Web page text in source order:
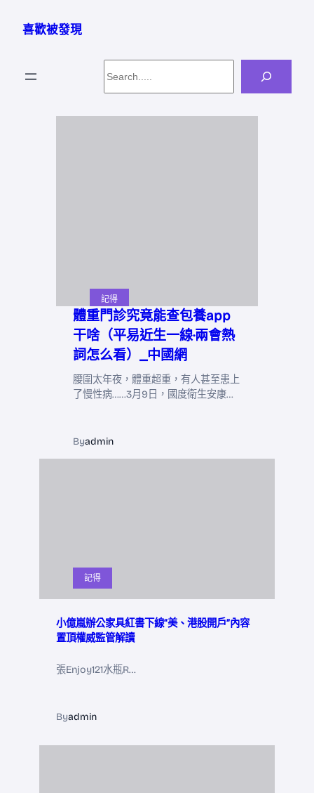
喜歡被發現
記得
體重門診究竟能查包養app
干啥（平易近生一線·兩會熱
詞怎么看）_中國網
腰圍太年夜，體重超重，有人甚至患上
了慢性病……3月9日，國度衛生安康…
Byadmin
記得
小億嵐辦公家具紅書下線“美、港股開戶”內容
置頂權威監管解讀
張Enjoy121水瓶R…
Byadmin